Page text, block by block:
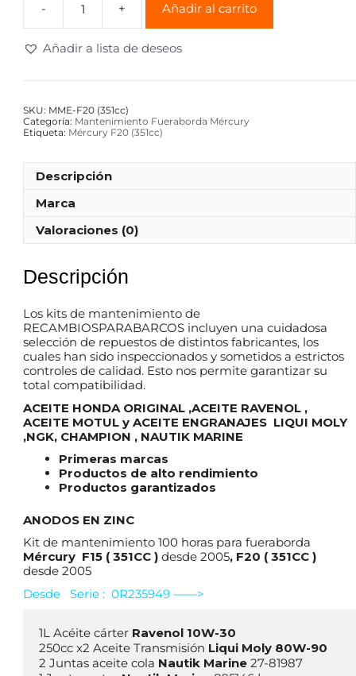
Añadir al carrito
Añadir a lista de deseos
SKU: MME-F20 (351cc)
Categoría: Mantenimiento Fueraborda Mércury
Etiqueta: Mércury F20 (351cc)
Descripción
Marca
Valoraciones (0)
Descripción
Los kits de mantenimiento de
RECAMBIOSPARABARCOS incluyen una cuidadosa
selección de repuestos de distintos fabricantes, los
cuales han sido inspeccionados y sometidos a estrictos
controles de calidad. Esto nos permite garantizar su
total compatibilidad.
ACEITE HONDA ORIGINAL ,ACEITE RAVENOL ,
ACEITE MOTUL y ACEITE ENGRANAJES LIQUI MOLY
,NGK, CHAMPION , NAUTIK MARINE
Primeras marcas
Productos de alto rendimiento
Productos garantizados
ANODOS EN ZINC
Kit de mantenimiento 100 horas para fueraborda
Mércury F15 ( 351CC ) desde 2005, F20 ( 351CC )
desde 2005
Desde Serie : 0R235949 ——>
1L Acéite cárter
250cc x2 Aceite Transmisión Liqui Moly 80W-90
2 Juntas aceite cola Nautik Marine 27-81987